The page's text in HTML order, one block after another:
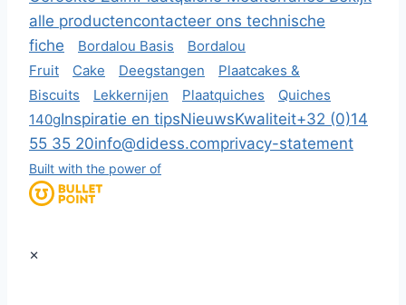
alle productencontacteer ons technische
fiche
Bordalou Basis
Bordalou
Fruit
Cake Deegstangen
Plaatcakes &
Biscuits
Lekkernijen Plaatquiches
Quiches
140gInspiratie en tipsNieuwsKwaliteit+32 (0)14
55 35 20info@didess.comprivacy-statement
Built with the power of
×